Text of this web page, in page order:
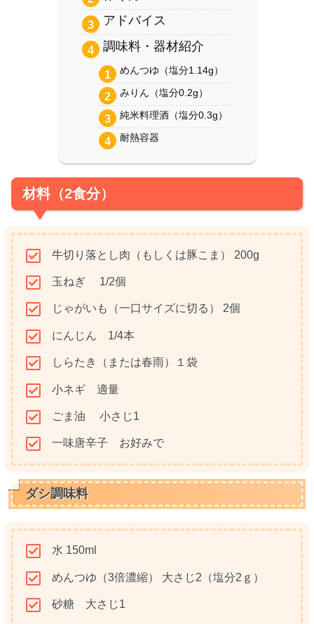
アドバイス
調味料・器材紹介
めんつゆ（塩分1.14g）
みりん（塩分0.2g）
純米料理酒（塩分0.3g）
耐熱容器
材料（2食分）
牛切り落とし肉（もしくは豚こま） 200g
玉ねぎ 1/2個
じゃがいも（一口サイズに切る） 2個
にんじん 1/4本
しらたき（または春雨）１袋
小ネギ 適量
ごま油 小さじ1
一味唐辛子 お好みで
ダシ調味料
水 150ml
めんつゆ（3倍濃縮） 大さじ2（塩分2ｇ）
砂糖 大さじ1